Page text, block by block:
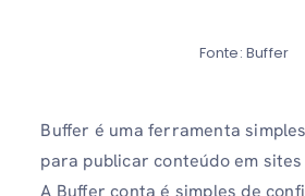
Fonte: Buffer
Buffer é uma ferramenta
para publicar conteúdo em
A Buffer conta é simples de